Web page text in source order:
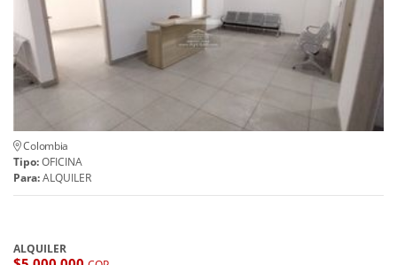
Colombia
Tipo:OFICINA
Para:ALQUILER
ALQUILER